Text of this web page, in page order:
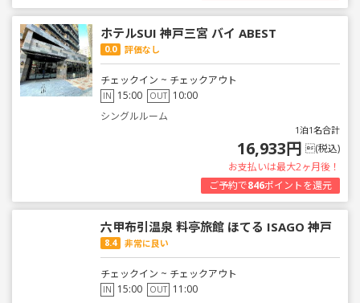
ホテルSUI 神戸三宮 バイ ABEST
0.0 評価なし
チェックイン ~ チェックアウト
IN 15:00 OUT 10:00
シングルルーム
1泊1名合計
16,933円 (税込)
お支払いは最大2ヶ月後！
ご予約で846ポイントを還元
六甲布引温泉 料亭旅館 ほてる ISAGO 神戸
8.4 非常に良い
チェックイン ~ チェックアウト
IN 15:00 OUT 11:00